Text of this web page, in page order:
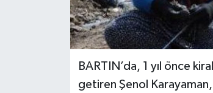
BARTIN’da, 1 yıl önce
getiren Şenol